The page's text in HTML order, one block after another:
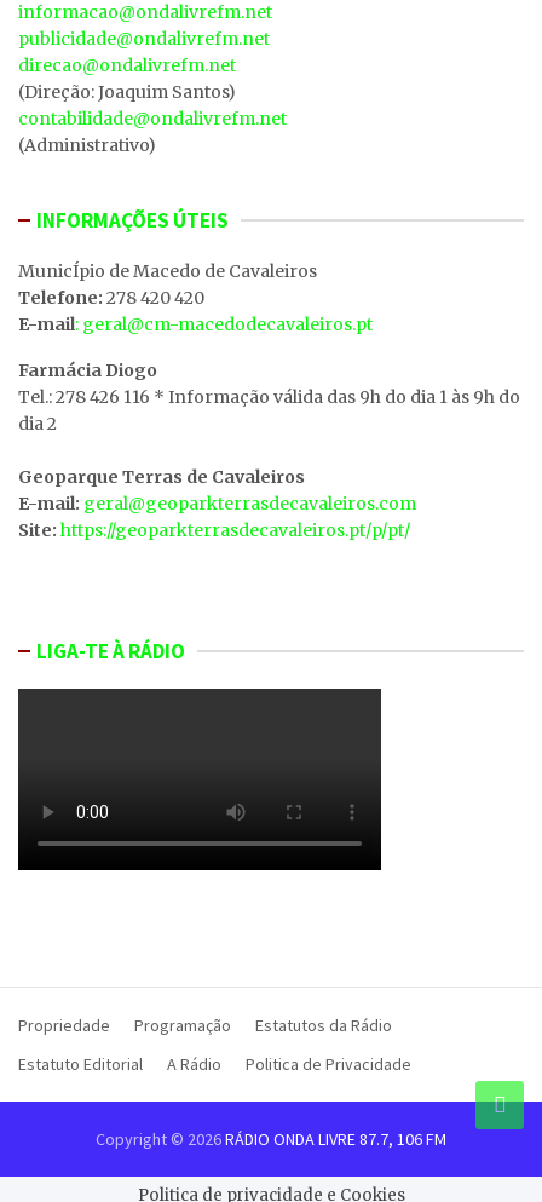
informacao@ondalivrefm.net
publicidade@ondalivrefm.net
direcao@ondalivrefm.net
(Direção: Joaquim Santos)
contabilidade@ondalivrefm.net
(Administrativo)
INFORMAÇÕES ÚTEIS
MunicÍpio de Macedo de Cavaleiros
Telefone: 278 420 420
E-mail: geral@cm-macedodecavaleiros.pt
Farmácia Diogo
Tel.: 278 426 116 * Informação válida das 9h do dia 1 às 9h do
dia 2
Geoparque Terras de Cavaleiros
E-mail: geral@geoparkterrasdecavaleiros.com
Site: https://geoparkterrasdecavaleiros.pt/p/pt/
LIGA-TE À RÁDIO
Propriedade Programação
Estatutos da Rádio
Estatuto Editorial
A Rádio Politica de Privacidade
Copyright © 2026RÁDIO ONDA LIVRE 87.7, 106 FM
Politica de privacidade e Cookies